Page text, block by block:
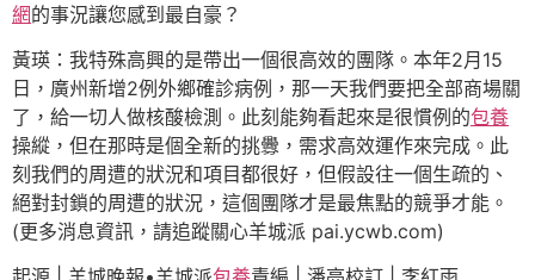
網的事況讓您感到最自豪？
黃瑛：我特殊高興的是帶出一個很高效的團隊。本年2月15
日，廣州新增2例外鄉確診病例，那一天我們要把全部商場關
了，給一切人做核酸檢測。此刻能夠看起來是很慣例的包養
操縱，但在那時是個全新的挑釁，需求高效運作來完成。此
刻我們的周遭的狀況和項目都很好，但假設往一個生疏的、
絕對封鎖的周遭的狀況，這個團隊才是最焦點的競爭才能。
(更多消息資訊，請追蹤關心羊城派 pai.ycwb.com)